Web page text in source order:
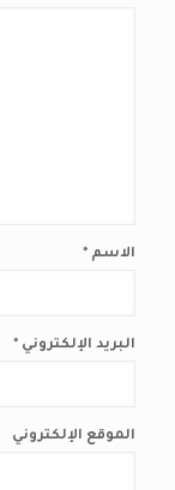
الاسم *
البريد الإلكتروني *
الموقع الإلكتروني